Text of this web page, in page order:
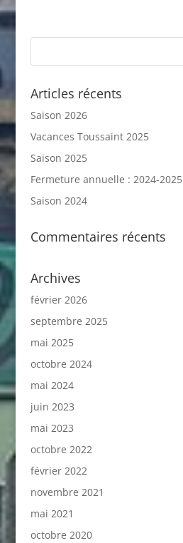
Articles récents
Saison 2026
Vacances Toussaint 2025
Saison 2025
Fermeture annuelle : 2024-2025
Saison 2024
Commentaires récents
Archives
février 2026
septembre 2025
mai 2025
octobre 2024
mai 2024
juin 2023
mai 2023
octobre 2022
février 2022
novembre 2021
mai 2021
octobre 2020